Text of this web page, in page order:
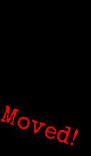
Moved!